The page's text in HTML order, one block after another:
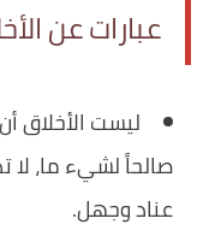
عبارات عن
ليست الأخلاق
صالحاً لشيء ما، لا
عناد وجهل.